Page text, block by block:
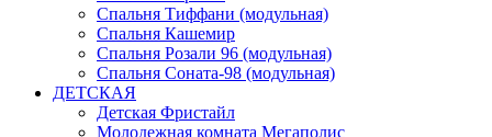
Спальня Тиффани (модульная)
Спальня Кашемир
Спальня Розали 96 (модульная)
Спальня Соната-98 (модульная)
ДЕТСКАЯ
Детская Фристайл
Молодежная комната Мегаполис